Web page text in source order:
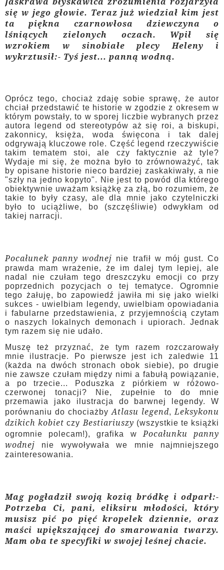
się w jego głowie. Teraz już wiedział kim jest
ta piękna czarnowłosa dziewczyna o
lśniących zielonych oczach. Wpił się
wzrokiem w sinobiałe plecy Heleny i
wykrztusił:- Tyś jest... panną wodną.
Oprócz tego, chociaż zdaję sobie sprawę, że autor
chciał przedstawić te historie w zgodzie z okresem w
którym powstały, to w sporej liczbie wybranych przez
autora legend od stereotypów aż się roi, a biskupi,
zakonnicy, księża, woda święcona i tak dalej
odgrywają kluczowe role. Część legend rzeczywiście
takim tematem stoi, ale czy faktycznie aż tyle?
Wydaje mi się, że można było to zrównoważyć, tak
by opisane historie nieco bardziej zaskakiwały, a nie
"szły na jedno kopyto". Nie jest to powód dla którego
obiektywnie uważam książkę za złą, bo rozumiem, że
takie to były czasy, ale dla mnie jako czytelniczki
było to uciążliwe, bo (szczęśliwie) odwykłam od
takiej narracji.
Pocałunek panny wodnej nie trafił w mój gust. Co
prawda mam wrażenie, że im dalej tym lepiej, ale
nadal nie czułam tego dreszczyku emocji co przy
poprzednich pozycjach o tej tematyce. Ogromnie
tego żałuję, bo zapowiedź jawiła mi się jako wielki
sukces - uwielbiam legendy, uwielbiam opowiadania
i fabularne przedstawienia, z przyjemnością czytam
o naszych lokalnych demonach i upiorach. Jednak
tym razem się nie udało.
Muszę też przyznać, że tym razem rozczarowały
mnie ilustracje. Po pierwsze jest ich zaledwie 11
(każda na dwóch stronach obok siebie), po drugie
nie zawsze czułam między nimi a fabułą powiązanie,
a po trzecie... Poduszka z piórkiem w różowo-
czerwonej tonacji? Nie, zupełnie to do mnie
przemawia jako ilustracja do barwnej legendy. W
porównaniu do chociażby Atlasu legend, Leksykonu
dzikich kobiet czy Bestiariuszy (wszystkie te książki
ogromnie polecam!), grafika w Pocałunku panny
wodnej nie wywoływała we mnie najmniejszego
zainteresowania.
Mag pogładził swoją kozią bródkę i odparł:-
Potrzeba Ci, pani, eliksiru młodości, który
musisz pić po pięć kropelek dziennie, oraz
maści upiększającej do smarowania twarzy.
Mam oba te specyfiki w swojej leśnej chacie.